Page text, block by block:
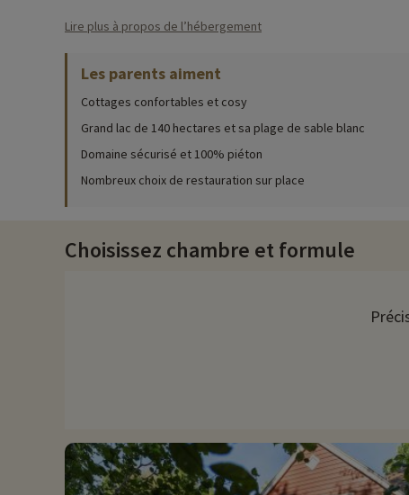
Pour des informations très précises sur les activités à faire
L'activité phare du Center Parcs Domaine du Lac d'Ailette est
exotique, accessible de façon illimitée durant votre séjour !
Pour le plus grand bonheur de vos enfants, nous vous
Pour les familles qui souhaitent explorer la région vous
des possibilités de shopping. Si vous êtes courageux ne
Plus d'informations
Lire plus à propos de l’hébergement
Les parents aiment
Cottages confortables et cosy
Grand lac de 140 hectares et sa plage de sable blanc
Domaine sécurisé et 100% piéton
Nombreux choix de restauration sur place
Choisissez chambre et formule